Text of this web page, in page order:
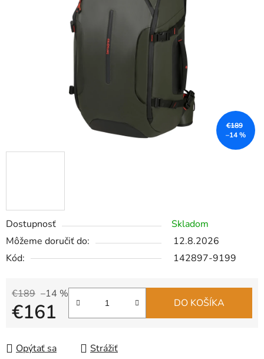
Dostupnosť
Skladom
Môžeme doručiť do:
12.8.2026
Kód:
142897-9199
€189 –14 %
€161 DO KOŠÍKA
Opýtať sa Strážiť
€189
–14 %